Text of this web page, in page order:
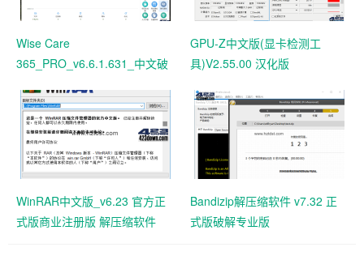
Wise Care
365_PRO_v6.6.1.631_中文破
GPU-Z中文版(显卡检测工
具)V2.55.00 汉化版
WinRAR中文版_v6.23 官方正
式版商业注册版 解压缩软件
Bandizip解压缩软件 v7.32 正
式版破解专业版